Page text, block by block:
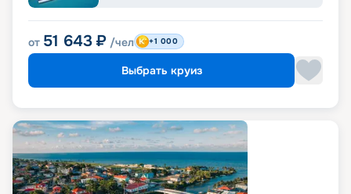
от 51 643 ₽ /чел +1 000
Выбрать круиз